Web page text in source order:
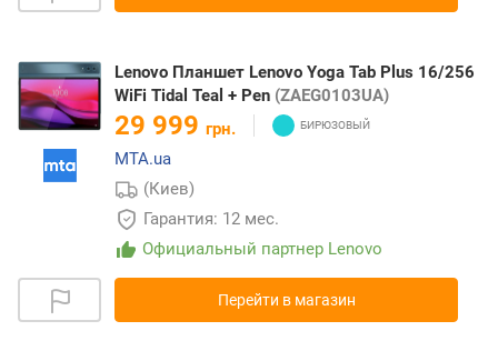
Lenovo Планшет Lenovo Yoga Tab Plus 16/256
WiFi Tidal Teal + Pen (ZAEG0103UA)
29 999 грн.
MTA.ua
(Киев)
Гарантия: 12 мес.
Официальный партнер Lenovo
Перейти в магазин